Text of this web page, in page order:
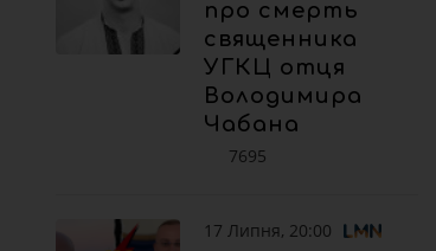
про смерть
священника
УГКЦ отця
Володимира
Чабана
7695
17 Липня, 20:00